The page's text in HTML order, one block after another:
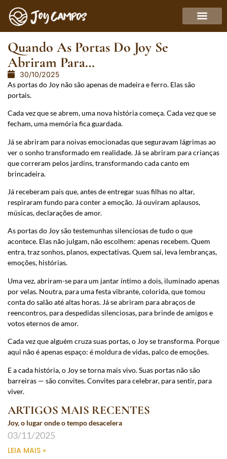
Quando As Portas Do Joy Se
Abriram Para…
30/10/2025
As portas do Joy não são apenas de madeira e ferro. Elas são
portais.
Cada vez que se abrem, uma nova história começa. Cada vez que se
fecham, uma memória fica guardada.
Já se abriram para noivas emocionadas que seguravam lágrimas ao
ver o sonho transformado em realidade. Já se abriram para crianças
que correram pelos jardins, transformando cada canto em
brincadeira.
Já receberam pais que, antes de entregar suas filhas no altar,
respiraram fundo para conter a emoção. Já ouviram aplausos,
músicas, declarações de amor.
As portas do Joy são testemunhas silenciosas de tudo o que
acontece. Elas não julgam, não escolhem: apenas recebem. Quem
entra, traz sonhos, planos, expectativas. Quem sai, leva lembranças,
emoções, histórias.
Uma vez, abriram-se para um jantar íntimo a dois, iluminado apenas
por velas. Noutra, para uma festa vibrante, colorida, que tomou
conta do salão até altas horas. Já se abriram para abraços de
reencontros, para despedidas silenciosas, para brinde de amigos e
votos eternos de amor.
Cada vez que alguém cruza suas portas, o Joy se transforma. Porque
aqui não é apenas espaço: é moldura de vidas, palco de emoções.
E a cada história, o Joy se torna mais vivo. Suas portas não são
barreiras — são convites. Convites para celebrar, para sentir, para
viver.
ARTIGOS MAIS RECENTES
Joy, o lugar onde o tempo desacelera
03/11/2025
LEIA MAIS »